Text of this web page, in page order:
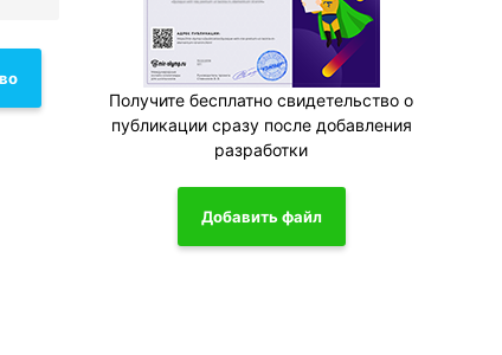
Получите бесплатно свидетельство о
публикации сразу после добавления
разработки
Добавить файл